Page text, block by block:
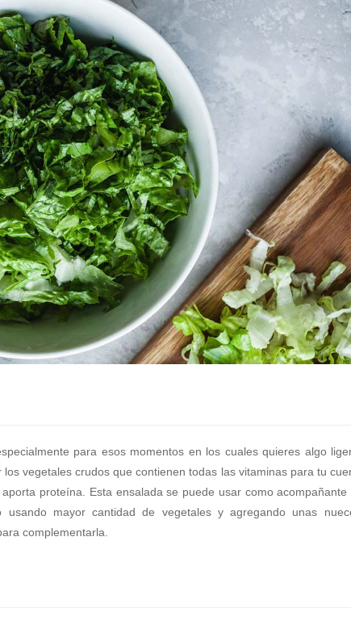
para esos momentos en los cuales quieres algo
vegetales crudos que contienen todas las vitaminas para tu
proteína. Esta ensalada se puede usar como acompañante
usando mayor cantidad de vegetales y agregando unas
complementarla.